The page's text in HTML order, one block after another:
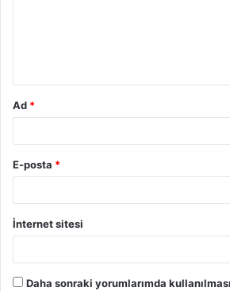
Ad *
E-posta *
İnternet sitesi
Daha sonraki yorumlarımda